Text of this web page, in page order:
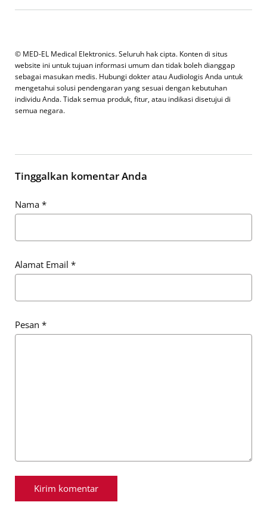
© MED-EL Medical Elektronics. Seluruh hak cipta. Konten di situs
website ini untuk tujuan informasi umum dan tidak boleh dianggap
sebagai masukan medis. Hubungi dokter atau Audiologis Anda untuk
mengetahui solusi pendengaran yang sesuai dengan kebutuhan
individu Anda. Tidak semua produk, fitur, atau indikasi disetujui di
semua negara.
Tinggalkan komentar Anda
Nama *
Alamat Email *
Pesan *